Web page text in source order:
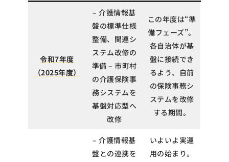
令和7年度
（2025年度）
– 介護情報基
盤の標準仕様
整備、関連シ
ステム改修の
準備 – 市町村
の介護保険事
務システムを
基盤対応型へ
改修
この年度は“準
備フェーズ”。
各自治体が基
盤に接続でき
るよう、自前
の保険事務シ
ステムを改修
する期間。
– 介護情報基
盤との連携を
いよいよ実運
用の始まり。